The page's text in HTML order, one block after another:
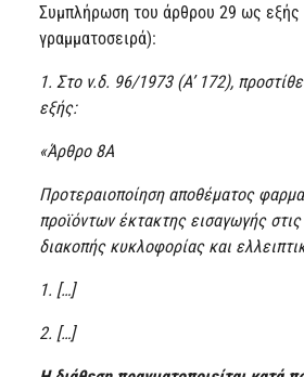
Συμπλήρωση του άρθρου 29 ως εξής
γραμματοσειρά):
1. Στο ν.δ. 96/1973 (Α’ 172),
εξής:
«Άρθρο 8Α
Προτεραιοποίηση αποθέματος
προϊόντων έκτακτης εισαγωγής
διακοπής κυκλοφορίας και
1. […]
2. […]